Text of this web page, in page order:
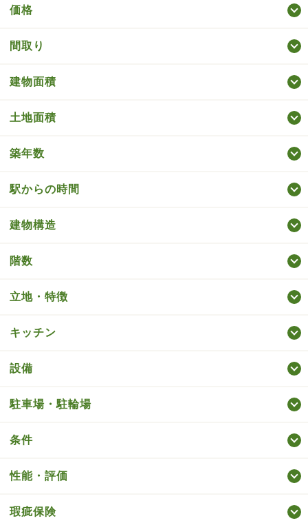
価格
間取り
建物面積
土地面積
築年数
駅からの時間
建物構造
階数
立地・特徴
キッチン
設備
駐車場・駐輪場
条件
性能・評価
瑕疵保険